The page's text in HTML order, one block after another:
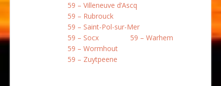
59 – Villeneuve d’Ascq
59 – Rubrouck
59 – Saint-Pol-sur-Mer
59 – Socx
59 – Warhem
59 – Wormhout
59 – Zuytpeene